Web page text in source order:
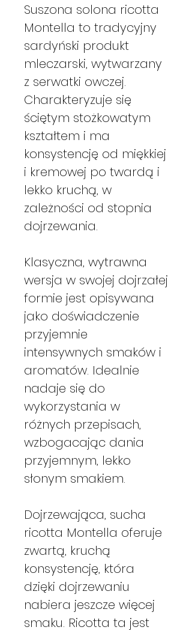
Suszona solona ricotta
Montella to tradycyjny
sardyński produkt
mleczarski, wytwarzany
z serwatki owczej.
Charakteryzuje się
ściętym stożkowatym
kształtem i ma
konsystencję od miękkiej
i kremowej po twardą i
lekko kruchą, w
zależności od stopnia
dojrzewania.
Klasyczna, wytrawna
wersja w swojej dojrzałej
formie jest opisywana
jako doświadczenie
przyjemnie
intensywnych smaków i
aromatów. Idealnie
nadaje się do
wykorzystania w
różnych przepisach,
wzbogacając dania
przyjemnym, lekko
słonym smakiem.
Dojrzewająca, sucha
ricotta Montella oferuje
zwartą, kruchą
konsystencję, która
dzięki dojrzewaniu
nabiera jeszcze więcej
smaku. Ricotta ta jest